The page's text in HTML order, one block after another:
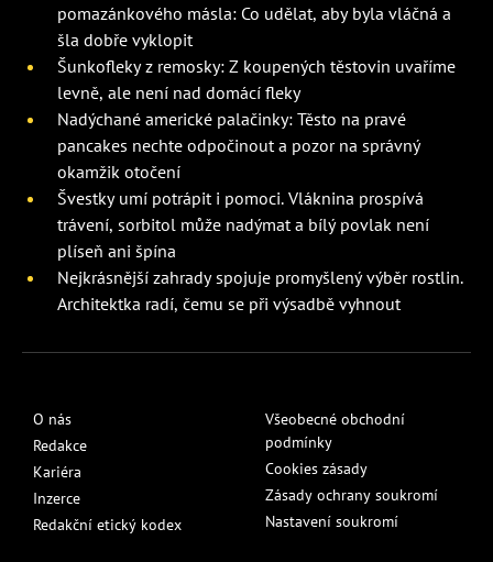
pomazánkového másla: Co udělat, aby byla vláčná a
šla dobře vyklopit
Šunkofleky z remosky: Z koupených těstovin uvaříme
levně, ale není nad domácí fleky
Nadýchané americké palačinky: Těsto na pravé
pancakes nechte odpočinout a pozor na správný
okamžik otočení
Švestky umí potrápit i pomoci. Vláknina prospívá
trávení, sorbitol může nadýmat a bílý povlak není
plíseň ani špína
Nejkrásnější zahrady spojuje promyšlený výběr rostlin.
Architektka radí, čemu se při výsadbě vyhnout
O nás
Redakce
Kariéra
Inzerce
Redakční etický kodex
Všeobecné obchodní
podmínky
Cookies zásady
Zásady ochrany soukromí
Nastavení soukromí